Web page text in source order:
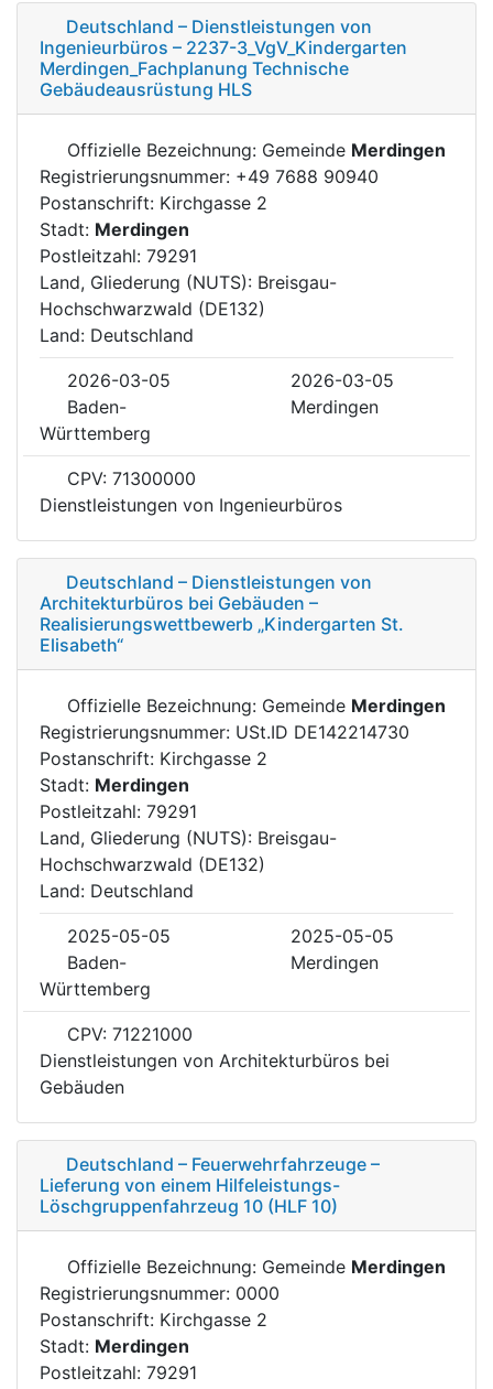
Deutschland – Dienstleistungen von
Ingenieurbüros – 2237-3_VgV_Kindergarten
Merdingen_Fachplanung Technische
Gebäudeausrüstung HLS
Offizielle Bezeichnung: Gemeinde Merdingen
Registrierungsnummer: +49 7688 90940
Postanschrift: Kirchgasse 2
Stadt: Merdingen
Postleitzahl: 79291
Land, Gliederung (NUTS): Breisgau-
Hochschwarzwald (DE132)
Land: Deutschland
2026-03-05
2026-03-05
Baden-
Württemberg
Merdingen
CPV: 71300000
Dienstleistungen von Ingenieurbüros
Deutschland – Dienstleistungen von
Architekturbüros bei Gebäuden –
Realisierungswettbewerb „Kindergarten St.
Elisabeth“
Offizielle Bezeichnung: Gemeinde Merdingen
Registrierungsnummer: USt.ID DE142214730
Postanschrift: Kirchgasse 2
Stadt: Merdingen
Postleitzahl: 79291
Land, Gliederung (NUTS): Breisgau-
Hochschwarzwald (DE132)
Land: Deutschland
2025-05-05
2025-05-05
Baden-
Württemberg
Merdingen
CPV: 71221000
Dienstleistungen von Architekturbüros bei
Gebäuden
Deutschland – Feuerwehrfahrzeuge –
Lieferung von einem Hilfeleistungs-
Löschgruppenfahrzeug 10 (HLF 10)
Offizielle Bezeichnung: Gemeinde Merdingen
Registrierungsnummer: 0000
Postanschrift: Kirchgasse 2
Stadt: Merdingen
Postleitzahl: 79291